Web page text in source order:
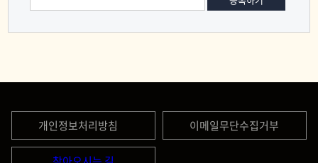
개인정보처리방침 이메일무단수집거부